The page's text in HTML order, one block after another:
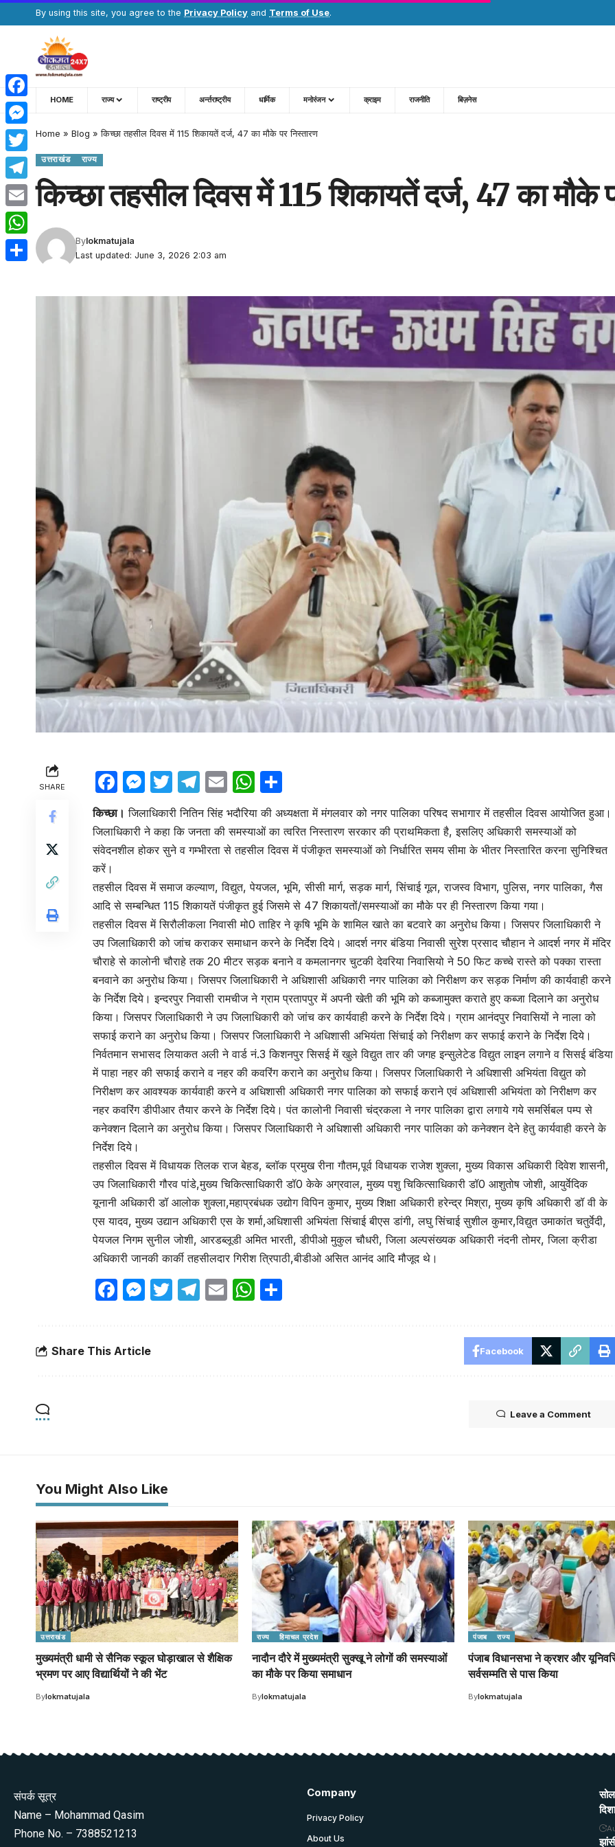
By using this site, you agree to the Privacy Policy and Terms of Use.
HOME राज्य राष्ट्रीय अर्न्तराष्ट्रीय धार्मिक मनोरंजन क्राइम राजनीति बिज़नेस
Home » Blog »किच्छा तहसील दिवस में 115 शिकायतें दर्ज, 47 का मौके पर निस्तारण
उत्तराखंड राज्य
किच्छा तहसील दिवस में 115 शिकायतें दर्ज, 47 का मौके
Last updated: June 3, 2026 2:03 am
Bylokmatujala
SHARE Facebook
Messenger
Twitter
Telegram
EmailWhatsApp
किच्छा। जिलाधिकारी नितिन सिंह भदौरिया की अध्यक्षता में मंगलवार को नगर पालिका परिषद सभागार में तहसील दिवस आयोजित हुआ।
जिलाधिकारी ने कहा कि जनता की समस्याओं का त्वरित निस्तारण सरकार की प्राथमिकता है, इसलिए अधिकारी समस्याओं को
संवेदनशील होकर सुने व गम्भीरता से तहसील दिवस में पंजीकृत समस्याओं को निर्धारित समय सीमा के भीतर निस्तारित करना सुनिश्चित
करें।
तहसील दिवस में समाज कल्याण, विद्युत, पेयजल, भूमि, सीसी मार्ग, सड़क मार्ग, सिंचाई गूल, राजस्व विभाग, पुलिस, नगर पालिका, गैस
आदि से सम्बन्धित 115 शिकायतें पंजीकृत हुई जिसमे से 47 शिकायतों/समस्याओं का मौके पर ही निस्तारण किया गया।
तहसील दिवस में सिरौलीकला निवासी मो0 ताहिर ने कृषि भूमि के शामिल खाते का बटवारे का अनुरोध किया। जिसपर जिलाधिकारी ने
उप जिलाधिकारी को जांच कराकर समाधान करने के निर्देश दिये। आदर्श नगर बंडिया निवासी सुरेश प्रसाद चौहान ने आदर्श नगर में मंदिर
चौराहे से कालोनी चौराहे तक 20 मीटर सड़क बनाने व कमलानगर चुटकी देवरिया निवासियो ने 50 फिट कच्चे रास्ते को पक्का रास्ता
बनवाने का अनुरोध किया। जिसपर जिलाधिकारी ने अधिशासी अधिकारी नगर पालिका को निरीक्षण कर सड़क निर्माण की कार्यवाही करने
के निर्देश दिये। इन्दरपुर निवासी रामचीज ने ग्राम प्रतापपुर में अपनी खेती की भूमि को कब्जामुक्त कराते हुए कब्जा दिलाने का अनुरोध
किया। जिसपर जिलाधिकारी ने उप जिलाधिकारी को जांच कर कार्यवाही करने के निर्देश दिये। ग्राम आनंदपुर निवासियों ने नाला को
सफाई कराने का अनुरोध किया। जिसपर जिलाधिकारी ने अधिशासी अभियंता सिंचाई को निरीक्षण कर सफाई कराने के निर्देश दिये।
निर्वतमान सभासद लियाकत अली ने वार्ड नं.3 किशनपुर सिसई में खुले विद्युत तार की जगह इन्सुलेटेड विद्युत लाइन लगाने व सिसई बंडिया
में पाहा नहर की सफाई कराने व नहर की कवरिंग कराने का अनुरोध किया। जिसपर जिलाधिकारी ने अधिशासी अभियंता विद्युत को
निरीक्षण कर आवश्यक कार्यवाही करने व अधिशासी अधिकारी नगर पालिका को सफाई कराने एवं अधिशासी अभियंता को निरीक्षण कर
नहर कवरिंग डीपीआर तैयार करने के निर्देश दिये। पंत कालोनी निवासी चंद्रकला ने नगर पालिका द्वारा लगाये गये समर्सिबल पम्प से
कनेक्शन दिलाने का अनुरोध किया। जिसपर जिलाधिकारी ने अधिशासी अधिकारी नगर पालिका को कनेक्शन देने हेतु कार्यवाही करने के
निर्देश दिये।
तहसील दिवस में विधायक तिलक राज बेहड, ब्लॉक प्रमुख रीना गौतम,पूर्व विधायक राजेश शुक्ला, मुख्य विकास अधिकारी दिवेश शासनी,
उप जिलाधिकारी गौरव पांडे,मुख्य चिकित्साधिकारी डॉ0 केके अग्रवाल, मुख्य पशु चिकित्साधिकारी डॉ0 आशुतोष जोशी, आयुर्वेदिक
यूनानी अधिकारी डॉ आलोक शुक्ला,महाप्रबंधक उद्योग विपिन कुमार, मुख्य शिक्षा अधिकारी हरेन्द्र मिश्रा, मुख्य कृषि अधिकारी डॉ वी के
एस यादव, मुख्य उद्यान अधिकारी एस के शर्मा,अधिशासी अभियंता सिंचाई बीएस डांगी, लघु सिंचाई सुशील कुमार,विद्युत उमाकांत चतुर्वेदी,
पेयजल निगम सुनील जोशी, आरडब्लूडी अमित भारती, डीपीओ मुकुल चौधरी, जिला अल्पसंख्यक अधिकारी नंदनी तोमर, जिला क्रीडा
अधिकारी जानकी कार्की तहसीलदार गिरीश त्रिपाठी,बीडीओ असित आनंद आदि मौजूद थे।
Facebook
Messenger
Twitter
Telegram
EmailWhatsApp
Share This Article Facebook
Leave a Comment
You Might Also Like
उत्तराखंड
मुख्यमंत्री धामी से सैनिक स्कूल घोड़ाखाल से शैक्षिक
भ्रमण पर आए विद्यार्थियों ने की भेंट
Bylokmatujala
राज्य हिमाचल प्रदेश
नादौन दौरे में मुख्यमंत्री सुक्खू ने लोगों की समस्याओं
का मौके पर किया समाधान
Bylokmatujala
पंजाब राज्य
पंजाब विधानसभा ने क्रशर और
सर्वसम्मति से पास किया
Bylokmatujala
संपर्क सूत्र
Name – Mohammad Qasim
Phone No. – 7388521213
Company
Privacy Policy
About Us
Facebook
Messenger
Twitter
Telegram
Email
WhatsApp